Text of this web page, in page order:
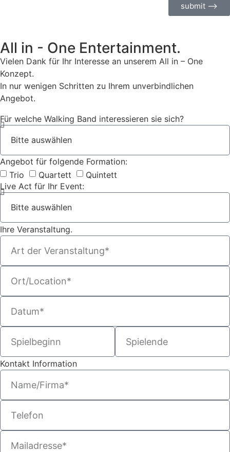
submit ⟶
All in - One Entertainment.
Vielen Dank für Ihr Interesse an unserem All in – One
Konzept.
In nur wenigen Schritten zu Ihrem unverbindlichen
Angebot.
Für welche Walking Band interessieren sie sich?
Angebot für folgende Formation:
Trio
Quartett
Quintett
Live Act für Ihr Event:
Ihre Veranstaltung.
Kontakt Information